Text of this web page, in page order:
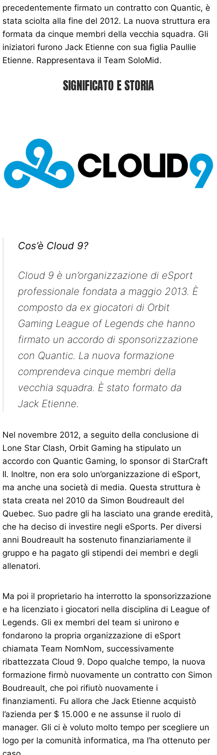
precedentemente firmato un contratto con Quantic, è
stata sciolta alla fine del 2012. La nuova struttura era
formata da cinque membri della vecchia squadra. Gli
iniziatori furono Jack Etienne con sua figlia Paullie
Etienne. Rappresentava il Team SoloMid.
SIGNIFICATO E STORIA
Cos’è Cloud 9?
Cloud 9 è un’organizzazione di eSport
professionale fondata a maggio 2013. È
composto da ex giocatori di Orbit
Gaming League of Legends che hanno
firmato un accordo di sponsorizzazione
con Quantic. La nuova formazione
comprendeva cinque membri della
vecchia squadra. È stato formato da
Jack Etienne.
Nel novembre 2012, a seguito della conclusione di
Lone Star Clash, Orbit Gaming ha stipulato un
accordo con Quantic Gaming, lo sponsor di StarCraft
II. Inoltre, non era solo un’organizzazione di eSport,
ma anche una società di media. Questa struttura è
stata creata nel 2010 da Simon Boudreault del
Quebec. Suo padre gli ha lasciato una grande eredità,
che ha deciso di investire negli eSports. Per diversi
anni Boudreault ha sostenuto finanziariamente il
gruppo e ha pagato gli stipendi dei membri e degli
allenatori.
Ma poi il proprietario ha interrotto la sponsorizzazione
e ha licenziato i giocatori nella disciplina di League of
Legends. Gli ex membri del team si unirono e
fondarono la propria organizzazione di eSport
chiamata Team NomNom, successivamente
ribattezzata Cloud 9. Dopo qualche tempo, la nuova
formazione firmò nuovamente un contratto con Simon
Boudreault, che poi rifiutò nuovamente i
finanziamenti. Fu allora che Jack Etienne acquistò
l’azienda per $ 15.000 e ne assunse il ruolo di
manager. Gli ci è voluto molto tempo per scegliere un
logo per la comunità informatica, ma l’ha ottenuto per